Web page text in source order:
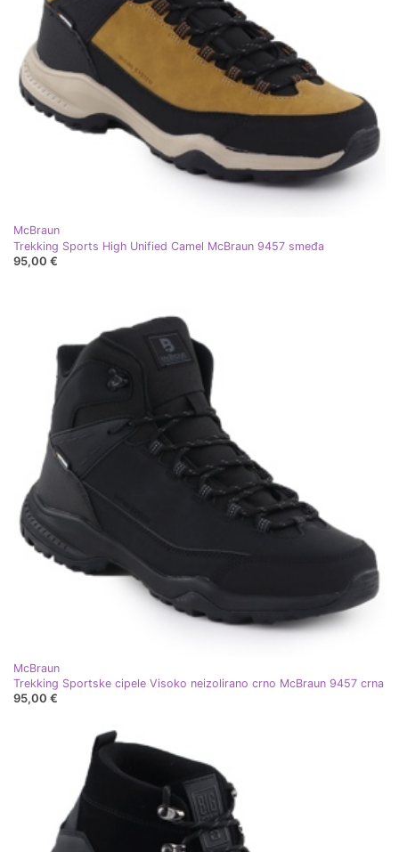
McBraun
Trekking Sports High Unified Camel McBraun 9457 smeđa
95,00 €
McBraun
Trekking Sportske cipele Visoko neizolirano crno McBraun 9457 crna
95,00 €